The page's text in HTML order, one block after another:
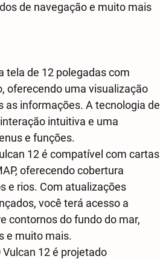
de navegação e muito mais
tela de 12 polegadas com
oferecendo uma visualização
as informações. A tecnologia de
intuitiva e uma
e funções.
12 é compatível com cartas
oferecendo cobertura
e rios. Com atualizações
você terá acesso a
contornos do fundo do mar,
e muito mais.
12 é projetado